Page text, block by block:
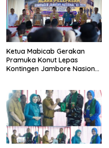
Ketua Mabicab Gerakan
Pramuka Konut Lepas
Kontingen Jambore Nasional